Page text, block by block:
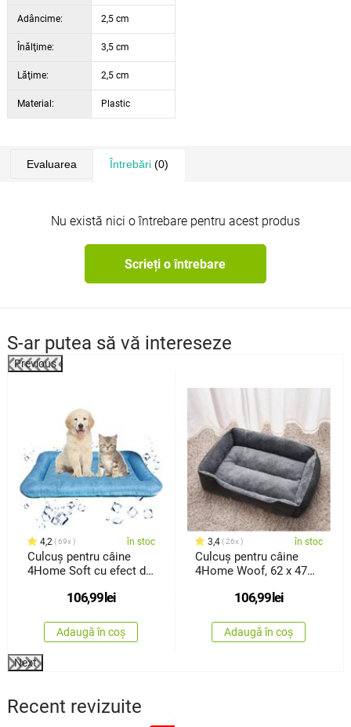
Pachetul conține:
-
Adâncime: 2,5 cm
Înălţime: 3,5 cm
Lăţime: 2,5 cm
Material: Plastic
Evaluarea Întrebări(0)
Nu există nici o întrebare pentru acest produs
Scrieți o întrebare
S-ar putea să vă intereseze
Previous
4,2 69x în stoc
Culcuș pentru câine
4Home Soft cu efect de
106,99 lei
Adaugă în coș
3,4 26x în stoc
Culcuș pentru câine
4Home Woof, 62 x 47
106,99 lei
Adaugă în coș
Next
Recent revizuite